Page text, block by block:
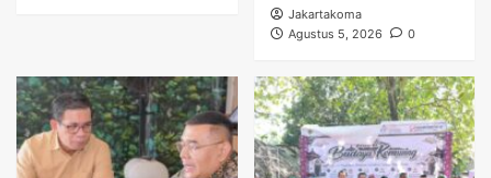
Jakartakoma
Agustus 5, 2026
0